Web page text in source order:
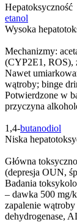
Hepatoksyczność
etanol
Wysoka
Mechanizmy:
(CYP2E1, ROS),
Nawet
wątroby; binge
Potwierdzone w
przyczyna
1,4-butanodiol
Niska
Główna
(depresja OUN,
Badania
– dawka 500 mg/
zapalenie
dehydrogenase,